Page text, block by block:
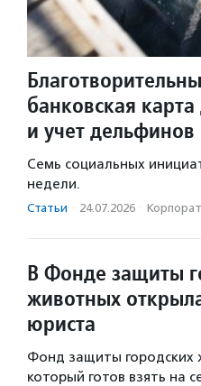
банковская
и учет
Семь социальных
недели.
Статьи · 24.07.2026 ·
В Фонде защиты
животных
юриста
Фонд защиты городских
который готов взять на